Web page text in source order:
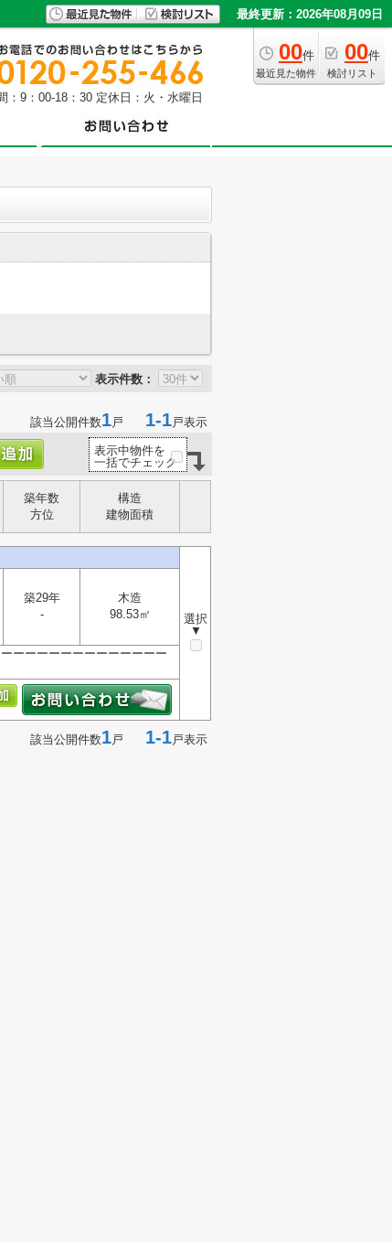
最終更新：2026年08月09日
00件
最近見た物件
00件
検討リスト
：9：00-18：30 定休日：火・水曜日
表示件数：
該当公開件数1戸 1-1戸表示
表示中物件を
一括でチェック
築年数
方位
構造
建物面積
選択
▼
築29年
-
木造
98.53㎡
ーーーーーーーーーーーーー
該当公開件数1戸 1-1戸表示